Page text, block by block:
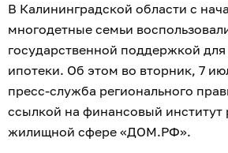
В Калининградской области с
многодетные семьи
государственной поддержкой
ипотеки. Об этом во вторник, 7
пресс-служба регионального
ссылкой на финансовый институт
жилищной сфере «ДОМ.РФ».